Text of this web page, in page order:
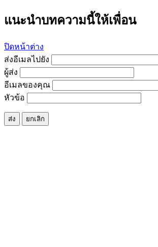
แนะนำบทความนี้ให้เพื่อน
ปิดหน้าต่าง
ส่งอีเมลไปยัง
ผู้ส่ง
อีเมลของคุณ
หัวข้อ
ส่ง ยกเลิก